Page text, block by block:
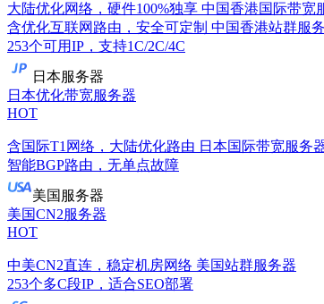
大陆优化网络，硬件100%独享 中国香港国际带宽
含优化互联网路由，安全可定制 中国香港站群服
253个可用IP，支持1C/2C/4C
日本服务器
日本优化带宽服务器
HOT
含国际T1网络，大陆优化路由 日本国际带宽服务
智能BGP路由，无单点故障
美国服务器
美国CN2服务器
HOT
中美CN2直连，稳定机房网络 美国站群服务器
253个多C段IP，适合SEO部署